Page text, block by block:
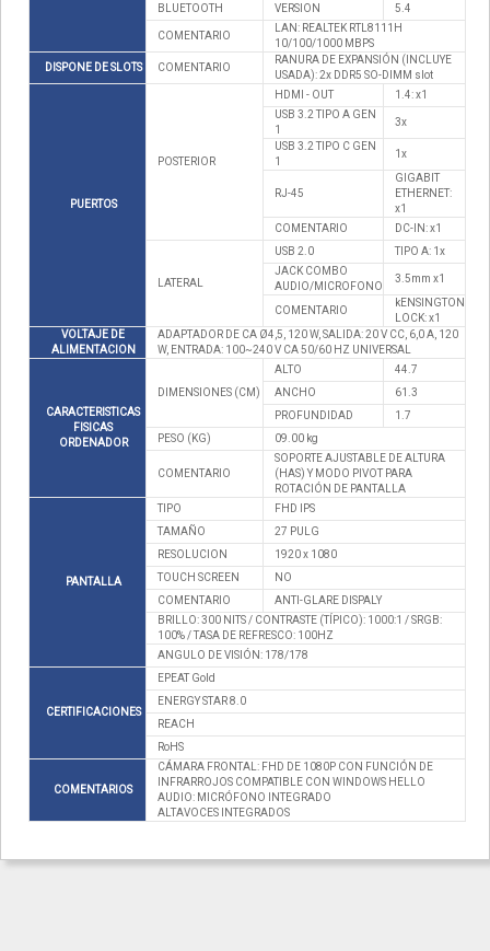
BLUETOOTH
VERSION 5.4
COMENTARIO
LAN: REALTEK RTL8111H
10/100/1000 MBPS
DISPONE DE SLOTS
COMENTARIO
RANURA DE EXPANSIÓN (INCLUYE
USADA): 2x DDR5 SO-DIMM slot
PUERTOS
POSTERIOR
HDMI - OUT
1.4: x1
USB 3.2 TIPO A GEN
1
3x
USB 3.2 TIPO C GEN
1
1x
RJ-45
GIGABIT
ETHERNET:
x1
COMENTARIO
DC-IN: x1
LATERAL
USB 2.0
TIPO A: 1x
JACK COMBO
AUDIO/MICROFONO
3.5mm x1
COMENTARIO
kENSINGTON
LOCK: x1
VOLTAJE DE
ALIMENTACION
ADAPTADOR DE CA Ø4,5, 120 W, SALIDA: 20 V CC, 6,0 A, 120
W, ENTRADA: 100~240 V CA 50/60 HZ UNIVERSAL
CARACTERISTICAS
FISICAS
ORDENADOR
DIMENSIONES (CM)
ALTO
44.7
ANCHO
61.3
PROFUNDIDAD
1.7
PESO (KG)
09.00 kg
COMENTARIO
SOPORTE AJUSTABLE DE ALTURA
(HAS) Y MODO PIVOT PARA
ROTACIÓN DE PANTALLA
PANTALLA
TIPO
FHD IPS
TAMAÑO
27 PULG
RESOLUCION
1920 x 1080
TOUCH SCREEN
NO
COMENTARIO
ANTI-GLARE DISPALY
BRILLO: 300 NITS / CONTRASTE (TÍPICO): 1000:1 / SRGB:
100% / TASA DE REFRESCO: 100HZ
ANGULO DE VISIÓN: 178/178
CERTIFICACIONES
EPEAT Gold
ENERGY STAR 8.0
REACH
RoHS
COMENTARIOS
CÁMARA FRONTAL: FHD DE 1080P CON FUNCIÓN DE
INFRARROJOS COMPATIBLE CON WINDOWS HELLO
AUDIO: MICRÓFONO INTEGRADO
ALTAVOCES INTEGRADOS